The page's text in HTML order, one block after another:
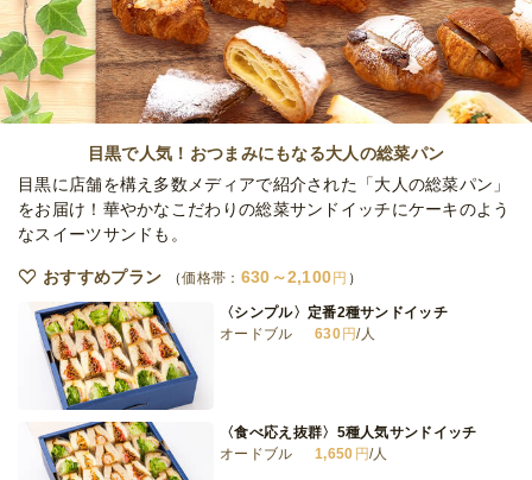
オードブル
5,000円/人
全てのプランを見る（5件）
オードブル
締切 2日前18時
最低ご注文金額 50,000円
目黒で人気！おつまみにもなる大人の総菜パン
目黒に店舗を構え多数メディアで紹介された「大人の総菜パン」
をお届け！華やかなこだわりの総菜サンドイッチにケーキのよう
なスイーツサンドも。
おすすめプラン 価格帯： 630～2,100円
〈シンプル〉定番2種サンドイッチ
オードブル
630円/人
〈食べ応え抜群〉5種人気サンドイッチ
オードブル
1,650 円/人